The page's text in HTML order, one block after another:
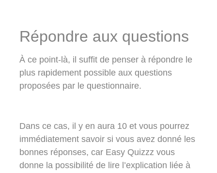
Répondre aux questions
À ce point-là, il suffit de penser à répondre le
plus rapidement possible aux questions
proposées par le questionnaire.
Dans ce cas, il y en aura 10 et vous pourrez
immédiatement savoir si vous avez donné les
bonnes réponses, car Easy Quizzz vous
donne la possibilité de lire l’explication liée à